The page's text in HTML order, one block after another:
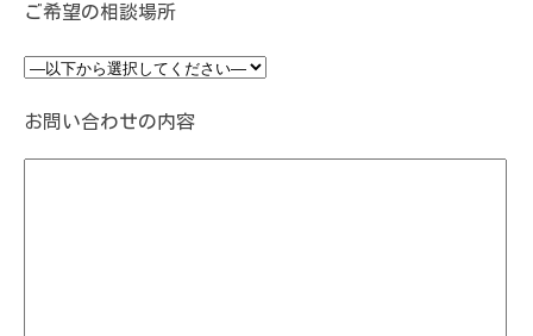
ご希望の相談場所
お問い合わせの内容